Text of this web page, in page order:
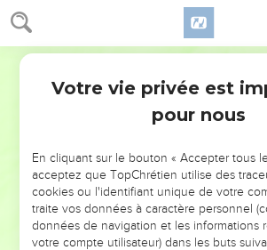
NE MANQUEZ PAS
DE L’ANNÉE !
ET SI LEURS ERREURS POUVAIENT
VOTRES ?
Votre vie privée est
pour nous
En cliquant sur le bouton « Accepter tous
acceptez que TopChrétien utilise des
cookies ou l'identifiant unique de votre
traite vos données à caractère personnel
données de navigation et les informations
votre compte utilisateur) dans les buts